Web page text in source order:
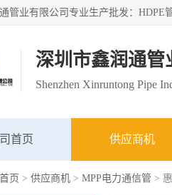
深圳市鑫润通管
Shenzhen Xinruntong Pipe
首页 供应商机
首页 > 供应商机 > MPP电力通信管 >